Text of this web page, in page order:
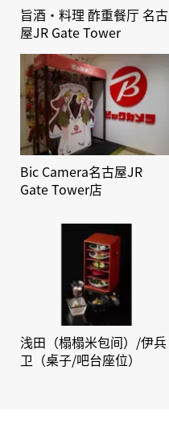
旨酒・料理 酢重餐厅 名古
屋JR Gate Tower
Bic Camera名古屋JR
Gate Tower店
浅田（榻榻米包间）/伊兵
卫（桌子/吧台座位）